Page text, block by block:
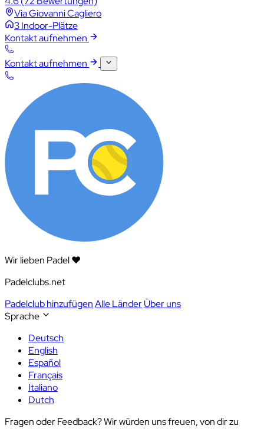
Via Giovanni Cagliero
3 Indoor-Plätze
Kontakt aufnehmen
Kontakt aufnehmen
Wir lieben Padel ❤️
Padelclubs.net
Padelclub hinzufügenAlle LänderÜber uns
Sprache
Deutsch
English
Español
Français
Italiano
Dutch
Fragen oder Feedback? Wir würden uns freuen, von dir zu